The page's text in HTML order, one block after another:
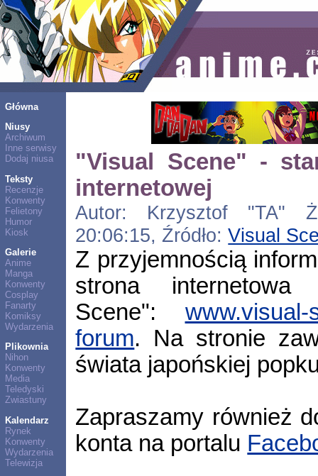
Główna
Niusy
Archiwum
Inne serwisy
Dodaj niusa
Teksty
Recenzje
Konwenty
Felietony
Humor
Kiosk
Galerie
Anime
Manga
Konwenty
Cosplay
Fanarty
Komiksy
Wydarzenia
Plikownia
Nihon
Konwenty
Media
Teledyski
Zwiastuny
Kalendarz
Rynek
Konwenty
Wydarzenia
Telewizja
"Visual Scene" -
internetowej
Autor: Krzysztof "TA"
20:06:15, Źródło:Visual
Z przyjemnością
strona internetowa
Scene": www.visual-
forum. Na stronie
świata japońskiej
Zapraszamy również
konta na portalu